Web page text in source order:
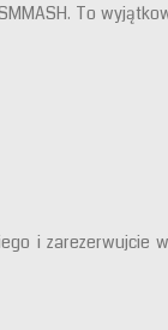
To
i zarezerwujcie